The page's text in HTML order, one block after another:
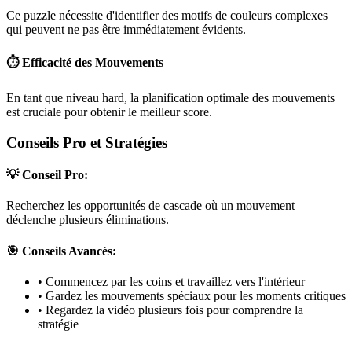
Ce puzzle nécessite d'identifier des motifs de couleurs complexes
qui peuvent ne pas être immédiatement évidents.
⏱️ Efficacité des Mouvements
En tant que niveau hard, la planification optimale des mouvements
est cruciale pour obtenir le meilleur score.
Conseils Pro et Stratégies
💡 Conseil Pro:
Recherchez les opportunités de cascade où un mouvement
déclenche plusieurs éliminations.
🎯 Conseils Avancés:
• Commencez par les coins et travaillez vers l'intérieur
• Gardez les mouvements spéciaux pour les moments critiques
• Regardez la vidéo plusieurs fois pour comprendre la
stratégie